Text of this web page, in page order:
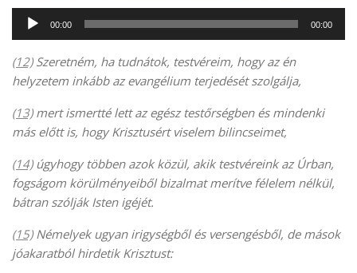
Audió
00:00 00:00
(12)Szeretném, ha tudnátok, testvéreim, hogy az én
helyzetem inkább az evangélium terjedését szolgálja,
(13)mert ismertté lett az egész testőrségben és mindenki
más előtt is, hogy Krisztusért viselem bilincseimet,
(14)úgyhogy többen azok közül, akik testvéreink az Úrban,
fogságom körülményeiből bizalmat merítve félelem nélkül,
bátran szólják Isten igéjét.
(15)Némelyek ugyan irigységből és versengésből, de mások
jóakaratból hirdetik Krisztust: